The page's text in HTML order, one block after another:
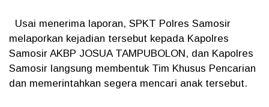
Usai menerima laporan, SPKT Polres Samosir
melaporkan kejadian tersebut kepada Kapolres
Samosir AKBP JOSUA TAMPUBOLON, dan Kapolres
Samosir langsung membentuk Tim Khusus Pencarian
dan memerintahkan segera mencari anak tersebut.